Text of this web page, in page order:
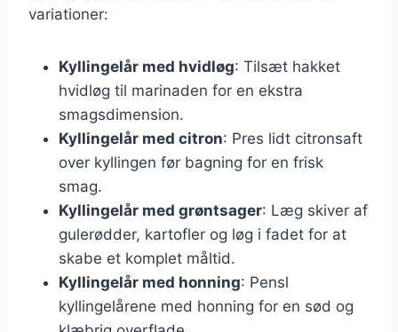
variationer:
Kyllingelår med hvidløg: Tilsæt hakket
hvidløg til marinaden for en ekstra
smagsdimension.
Kyllingelår med citron: Pres lidt citronsaft
over kyllingen før bagning for en frisk
smag.
Kyllingelår med grøntsager: Læg skiver af
gulerødder, kartofler og løg i fadet for at
skabe et komplet måltid.
Kyllingelår med honning: Pensl
kyllingelårene med honning for en sød og